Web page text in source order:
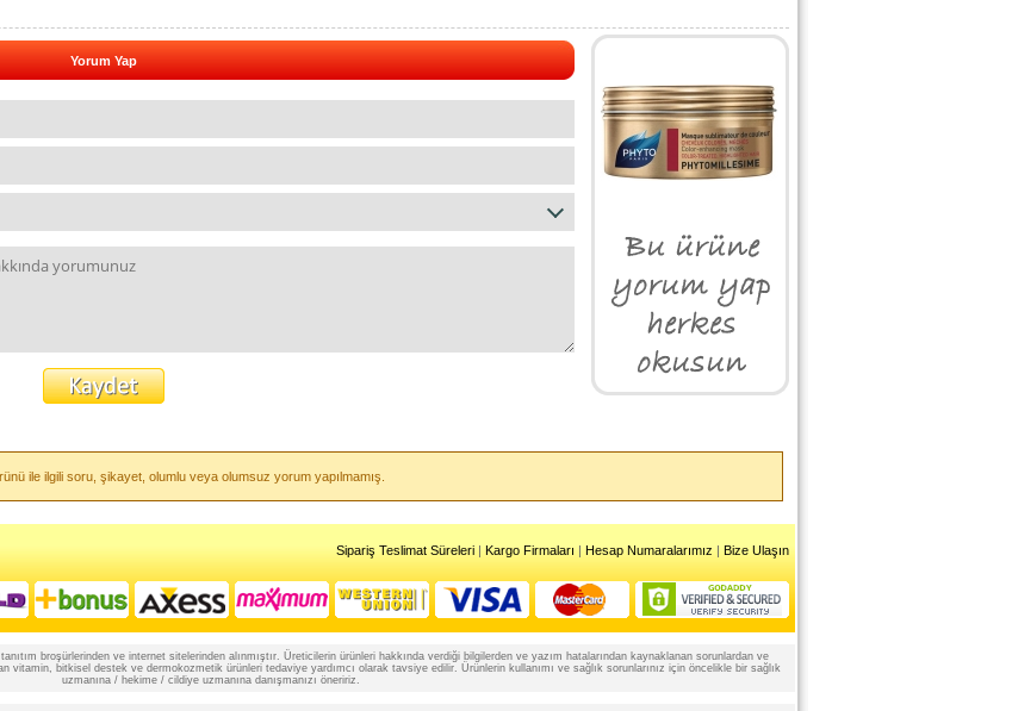
Yorum Yap
ile ilgili soru, şikayet, olumlu veya olumsuz yorum yapılmamış.
Sipariş Teslimat Süreleri | Kargo Firmaları | Hesap Numaralarımız | Bize Ulaşın
broşürlerinden ve internet sitelerinden alınmıştır. Üreticilerin ürünleri hakkında verdiği bilgilerden ve yazım hatalarından kaynaklanan sorunlardan ve
bitkisel destek ve dermokozmetik ürünleri tedaviye yardımcı olarak tavsiye edilir. Ürünlerin kullanımı ve sağlık sorunlarınız için öncelikle bir sağlık
uzmanına / hekime / cildiye uzmanına danışmanızı öneririz.